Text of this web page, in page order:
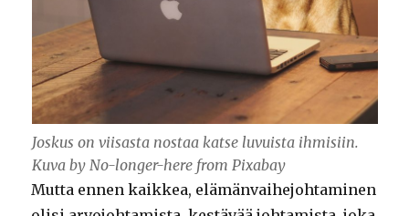
Joskus on viisasta nostaa katse luvuista ihmisiin.
Kuva by No-longer-here from Pixabay
Mutta ennen kaikkea, elämänvaihejohtaminen